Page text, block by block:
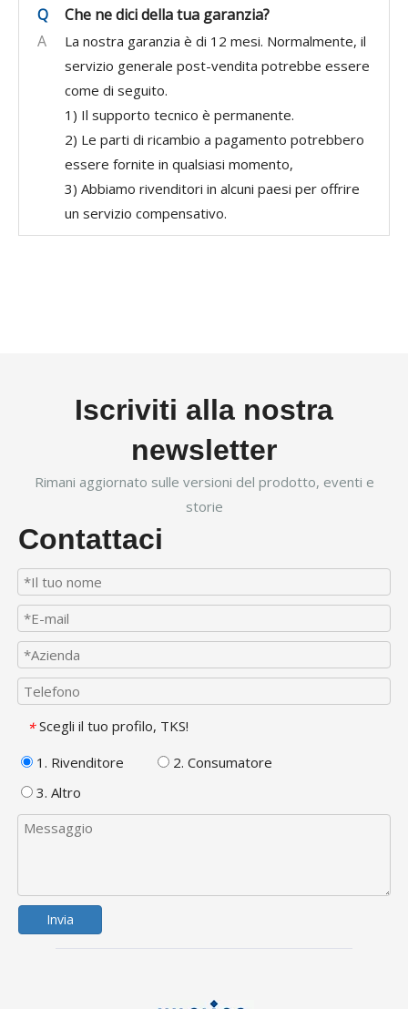
Q
Che ne dici della tua garanzia?
A
La nostra garanzia è di 12 mesi. Normalmente, il
servizio generale post-vendita potrebbe essere
come di seguito.
1) Il supporto tecnico è permanente.
2) Le parti di ricambio a pagamento potrebbero
essere fornite in qualsiasi momento,
3) Abbiamo rivenditori in alcuni paesi per offrire
un servizio compensativo.
Iscriviti alla nostra
newsletter
Rimani aggiornato sulle versioni del prodotto, eventi e
storie
Contattaci
* Scegli il tuo profilo, TKS!
1. Rivenditore
2. Consumatore
3. Altro
Invia